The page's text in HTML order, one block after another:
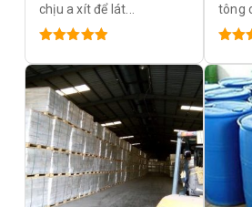
chịu a xít để lát...
hạng4.93
5 sao
tông
hạng
5